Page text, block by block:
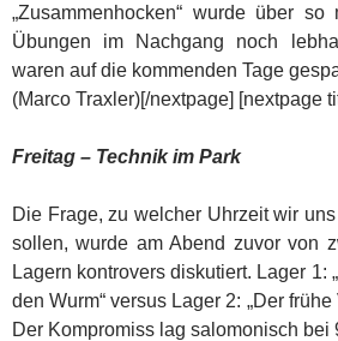
„Zusammenhocken“ wurde über
Übungen im Nachgang noch
waren auf die kommenden Tage
(Marco Traxler)[/nextpage] [nextpage
Freitag – Technik im Park
Die Frage, zu welcher Uhrzeit wir
sollen, wurde am Abend zuvor von
Lagern kontrovers diskutiert. Lager 1:
den Wurm“ versus Lager 2: „Der
Der Kompromiss lag salomonisch bei